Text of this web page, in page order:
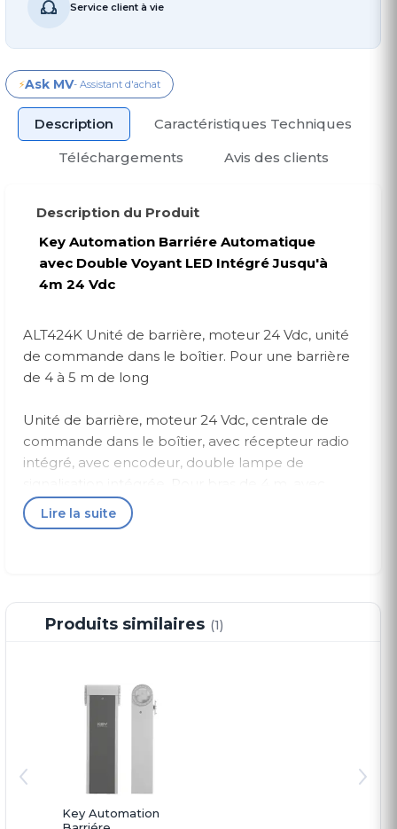
Service client à vie
⚡Ask MV- Assistant d'achat
Description
Caractéristiques Techniques
Téléchargements
Avis des clients
Description du Produit
Key Automation Barriére Automatique
avec Double Voyant LED Intégré Jusqu'à
4m 24 Vdc
ALT424K Unité de barrière, moteur 24 Vdc, unité
de commande dans le boîtier. Pour une barrière
de 4 à 5 m de long
Unité de barrière, moteur 24 Vdc, centrale de
commande dans le boîtier, avec récepteur radio
intégré, avec encodeur, double lampe de
attaches clôture.
environnement industriel où il est fréquemment
haute qualité, une commande intégrée (type :
CT10324) et un éclairage LED. Attention :
séparément !
ALT – BARRIÈRES ÉLECTROMÉCANIQUES AVEC
Lire la suite
Produits similaires (1)
Key Automation